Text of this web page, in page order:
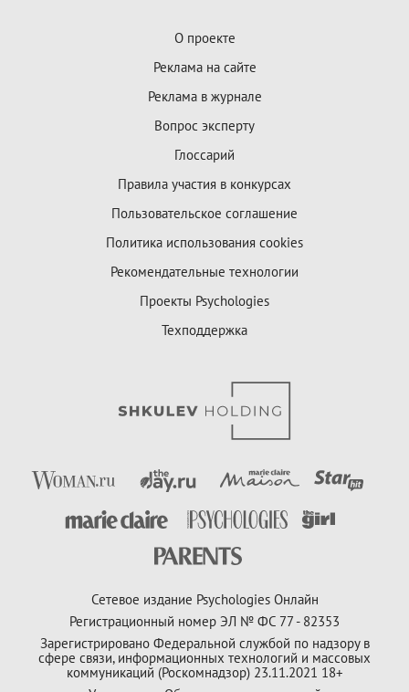
О проекте
Реклама на сайте
Реклама в журнале
Вопрос эксперту
Глоссарий
Правила участия в конкурсах
Пользовательское соглашение
Политика использования cookies
Рекомендательные технологии
Проекты Psychologies
Техподдержка
Сетевое издание Psychologies Онлайн
Регистрационный номер ЭЛ № ФС 77 - 82353
Зарегистрировано Федеральной службой по надзору в
сфере связи, информационных технологий и массовых
коммуникаций (Роскомнадзор) 23.11.2021 18+